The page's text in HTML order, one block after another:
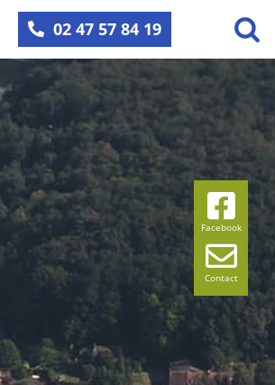
Facebook
Contact
02 47 57 84 19